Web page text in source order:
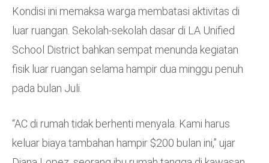
Kondisi ini memaksa warga membatasi aktivitas di
luar ruangan. Sekolah-sekolah dasar di LA Unified
School District bahkan sempat menunda kegiatan
fisik luar ruangan selama hampir dua minggu penuh
pada bulan Juli.
“AC di rumah tidak berhenti menyala. Kami harus
keluar biaya tambahan hampir $200 bulan ini,” ujar